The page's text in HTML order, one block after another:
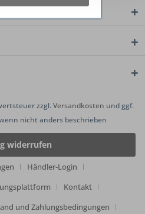
zzgl.Versandkosten und ggf.
nicht anders beschrieben
widerrufen
Händler-Login
Kontakt
und Zahlungsbedingungen